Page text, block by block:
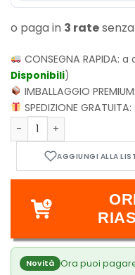
o paga in 3 rate
CONSEGNA RAPIDA:a
Disponibili)
IMBALLAGGIO
SPEDIZIONE GRATUITA:
Songgot Vol.3 (di 6)
Novità Ora puoi